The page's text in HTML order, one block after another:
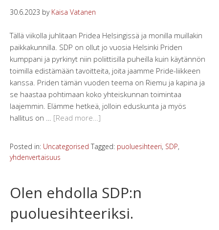
30.6.2023 by Kaisa Vatanen
Tällä viikolla juhlitaan Pridea Helsingissä ja monilla muillakin
paikkakunnilla. SDP on ollut jo vuosia Helsinki Priden
kumppani ja pyrkinyt niin poliittisilla puheilla kuin käytännön
toimilla edistämään tavoitteita, joita jaamme Pride-liikkeen
kanssa. Priden tämän vuoden teema on Riemu ja kapina ja
se haastaa pohtimaan koko yhteiskunnan toimintaa
laajemmin. Elämme hetkeä, jolloin eduskunta ja myös
hallitus on … [Read more…]
Posted in: Uncategorised Tagged: puoluesihteeri, SDP,
yhdenvertaisuus
Olen ehdolla SDP:n
puoluesihteeriksi.